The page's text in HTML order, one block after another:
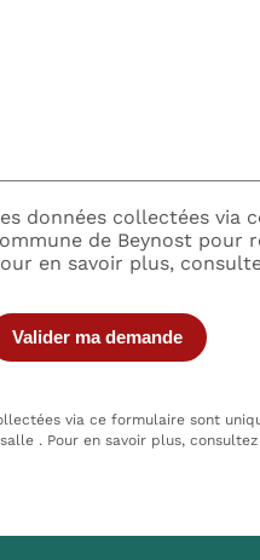
données collectées via
de Beynost pour
en savoir plus,
via ce formulaire sont
. Pour en savoir plus,